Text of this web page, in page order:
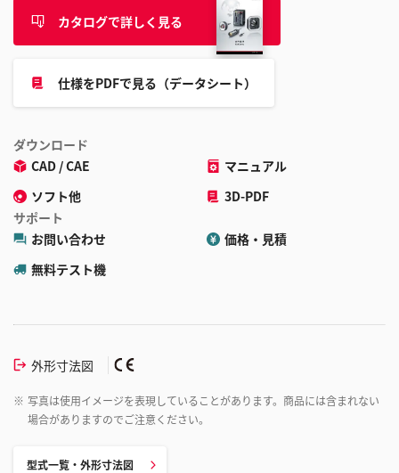
カタログで詳しく見る
仕様をPDFで見る（データシート）
ダウンロード
CAD / CAE
マニュアル
ソフト他
3D-PDF
サポート
お問い合わせ
価格・見積
無料テスト機
外形寸法図
※ 写真は使用イメージを表現していることがあります。商品には含まれない
場合がありますのでご注意ください。
型式一覧・外形寸法図